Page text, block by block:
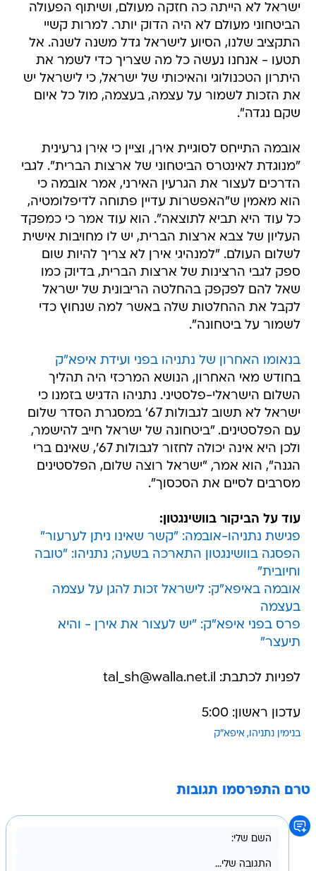
ישראל לא הייתה כה חזקה מעולם, ושיתוף הפעולה
הביטחוני מעולם לא היה הדוק יותר. למרות קשיי
התקציב שלנו, הסיוע לישראל גדל משנה לשנה. אל
תטעו - אנחנו נעשה כל מה שצריך כדי לשמר את
היתרון הטכנולוגי והאיכותי של ישראל, כי לישראל יש
את הזכות לשמור על עצמה, בעצמה, מול כל איום
שקם נגדה".
אובמה התייחס לסוגיית אירן, וציין כי אירן גרעינית
"מנוגדת לאינטרס הביטחוני של ארצות הברית". לגבי
הדרכים לעצור את הגרעין האירני, אמר אובמה כי
הוא מאמין ש"האפשרות עדיין פתוחה לדיפלומטיה,
כל עוד היא תביא לתוצאה". הוא עוד אמר כי כמפקד
העליון של צבא ארצות הברית, יש לו מחויבות אישית
לשלום העולם. "למנהיגי אירן לא צריך להיות שום
ספק לגבי הרצינות של ארצות הברית, בדיוק כמו
שאל להם לפקפק בהחלטה הריבונית של ישראל
לקבל את ההחלטות שלה באשר למה שנחוץ כדי
לשמור על ביטחונה".
בנאומו האחרון של נתניהו בפני ועידת איפא"ק
בחודש מאי האחרון, הנושא המרכזי היה תהליך
השלום הישראלי-פלסטיני. נתניהו הדגיש בזמנו כי
ישראל לא תשוב לגבולות 67' במסגרת הסדר שלום
עם הפלסטינים. "ביטחונה של ישראל חייב להישמר,
ולכן היא אינה יכולה לחזור לגבולות 67', שאינם ברי
הגנה", הוא אמר, "ישראל רוצה שלום, הפלסטינים
מסרבים לסיים את הסכסוך".
עוד על הביקור בוושינגטון:
פגישת נתניהו-אובמה: "קשר שאינו ניתן לערעור"
הפסגה בוושינגטון התארכה בשעה; נתניהו: "טובה
וחיובית"
אובמה באיפא"ק: לישראל זכות להגן על עצמה
בעצמה
פרס בפני איפא"ק: "יש לעצור את אירן - והיא
תיעצר"
לפניות לכתבת: tal_sh@walla.net.il
עדכון ראשון: 5:00
בנימין נתניהו איפא"ק
טרם התפרסמו תגובות